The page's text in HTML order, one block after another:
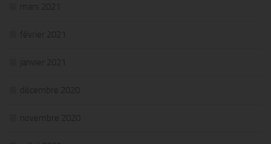
mars 2021
février 2021
janvier 2021
décembre 2020
novembre 2020